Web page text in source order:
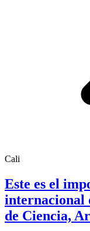
Cali
Este es el
internacional
de Ciencia,